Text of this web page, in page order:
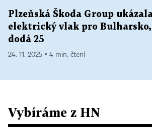
Plzeňská Škoda Group
elektrický vlak pro
dodá 25
24. 11. 2025 ▪ 4 min. čtení
Vybíráme z HN